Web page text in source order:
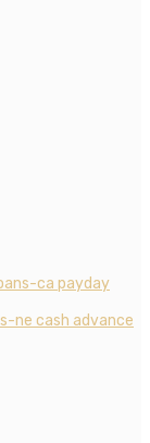
ca payday
ne cash advance